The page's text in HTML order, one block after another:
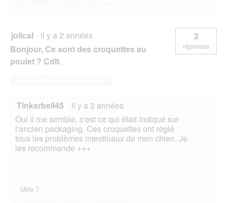
jolical · il y a 2 années
Bonjour, Ce sont des croquettes au
poulet ? Cdlt.
2
réponses
Tinkerbell45 · il y a 2 années
Oui il me semble, c'est ce qui était indiqué sur
l'ancien packaging. Ces croquettes ont réglé
tous les problèmes intestinaux de mon chien. Je
les recommande +++
Utile ?